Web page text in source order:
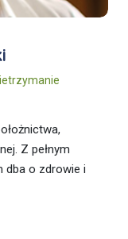
Z pełnym
dba o zdrowie i